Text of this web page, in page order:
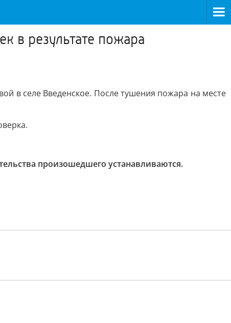
в результате пожара
в селе Введенское. После тушения пожара на месте
произошедшего устанавливаются.